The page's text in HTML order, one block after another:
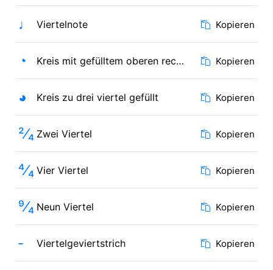
♩ Viertelnote Kopieren
◔ Kreis mit gefülltem oberen rechten Viertel Kopieren
◕ Kreis zu drei viertel gefüllt Kopieren
²⁄₄ Zwei Viertel Kopieren
⁴⁄₄ Vier Viertel Kopieren
⁹⁄₄ Neun Viertel Kopieren
‐ Viertelgeviertstrich Kopieren